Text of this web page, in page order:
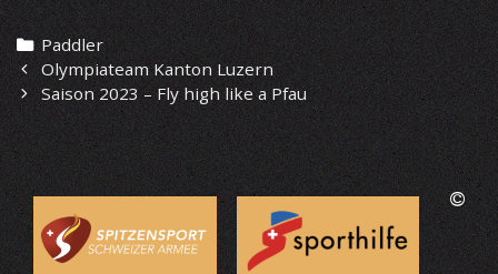
Categories
Paddler
Post
navigation
Olympiateam Kanton Luzern
Saison 2023 – Fly high like a Pfau
©